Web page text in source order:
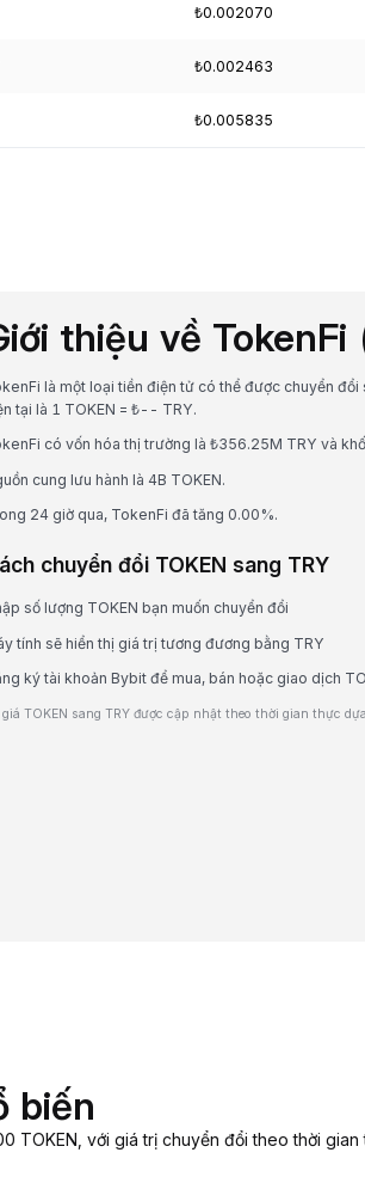
₺0.002070
₺0.002463
₺0.005835
thiệu về TokenFi
là một loại tiền điện tử có thể được chuyển
tại là 1 TOKEN = ₺-- TRY.
có vốn hóa thị trường là ₺356.25M TRY và
cung lưu hành là 4B TOKEN.
24 giờ qua, TokenFi đã tăng 0.00%.
chuyển đổi TOKEN sang TRY
số lượng TOKEN bạn muốn chuyển đổi
tính sẽ hiển thị giá trị tương đương bằng TRY
ký tài khoản Bybit để mua, bán hoặc giao dịch
giá TOKEN sang TRY được cập nhật theo thời gian thực
biến
TOKEN, với giá trị chuyển đổi theo thời